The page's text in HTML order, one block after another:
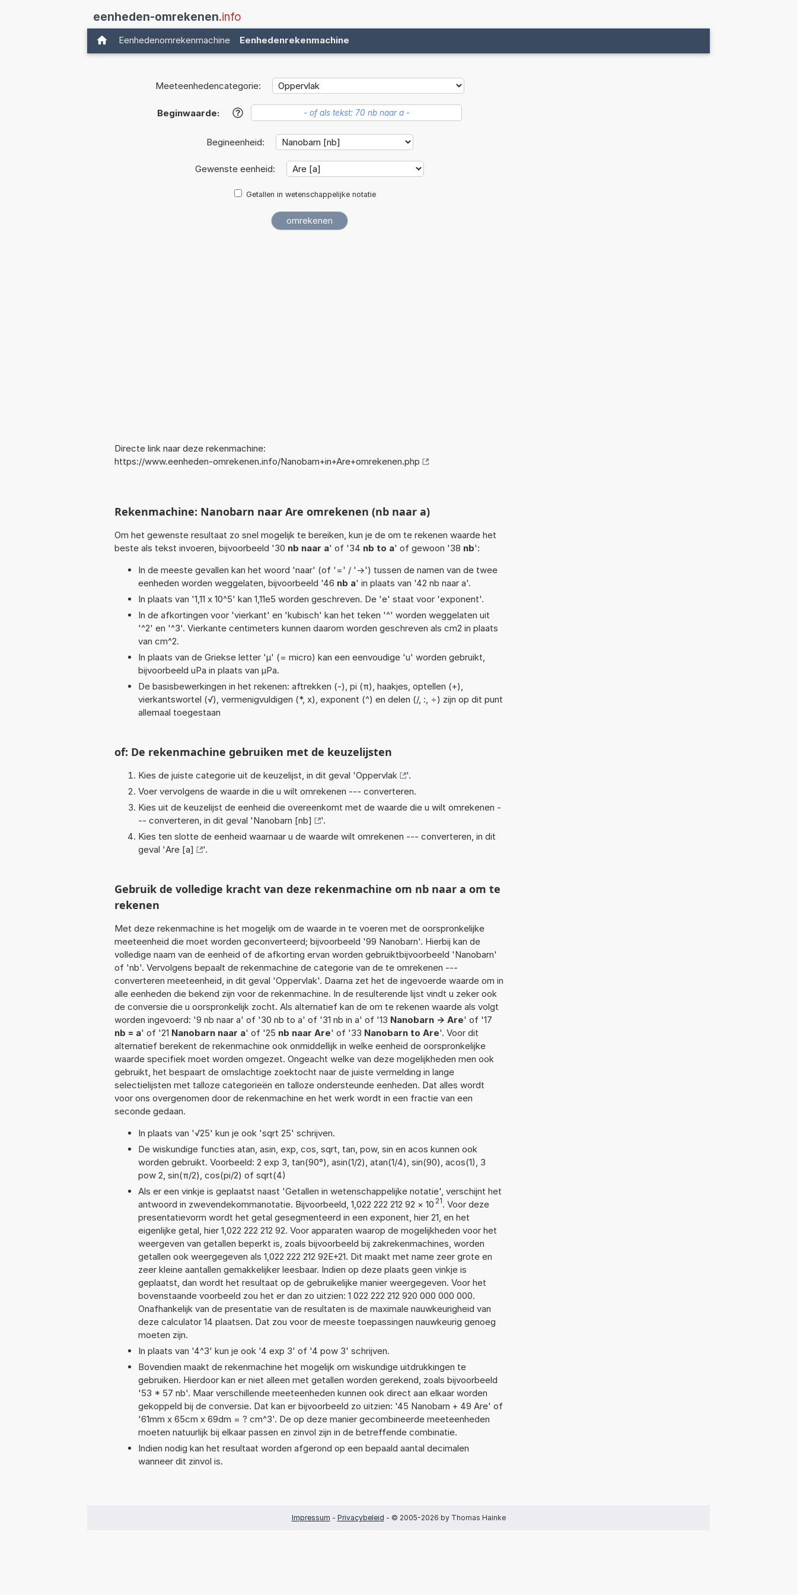
eenheden-omrekenen.info
Eenhedenomrekenmachine Eenhedenrekenmachine
Meeteenhedencategorie:
Beginwaarde: ?
Begineenheid:
Gewenste eenheid:
Getallen in wetenschappelijke notatie
Directe link naar deze rekenmachine:
https://www.eenheden-omrekenen.info/Nanobarn+in+Are+omrekenen.php
Rekenmachine: Nanobarn naar Are omrekenen (nb naar a)
Om het gewenste resultaat zo snel mogelijk te bereiken, kun je de om te rekenen waarde het
beste als tekst invoeren, bijvoorbeeld '30 nb naar a' of '34 nb to a' of gewoon '38 nb':
In de meeste gevallen kan het woord 'naar' (of '=' / '->') tussen de namen van de twee
eenheden worden weggelaten, bijvoorbeeld '46 nb a' in plaats van '42 nb naar a'.
In plaats van '1,11 x 10^5' kan 1,11e5 worden geschreven. De 'e' staat voor 'exponent'.
In de afkortingen voor 'vierkant' en 'kubisch' kan het teken '^' worden weggelaten uit
'^2' en '^3'. Vierkante centimeters kunnen daarom worden geschreven als cm2 in plaats
van cm^2.
In plaats van de Griekse letter 'µ' (= micro) kan een eenvoudige 'u' worden gebruikt,
bijvoorbeeld uPa in plaats van µPa.
De basisbewerkingen in het rekenen: aftrekken (-), pi (π), haakjes, optellen (+),
vierkantswortel (√), vermenigvuldigen (*, x), exponent (^) en delen (/, :, ÷) zijn op dit punt
allemaal toegestaan
of: De rekenmachine gebruiken met de keuzelijsten
Kies de juiste categorie uit de keuzelijst, in dit geval 'Oppervlak
'.
Voer vervolgens de waarde in die u wilt omrekenen --- converteren.
Kies uit de keuzelijst de eenheid die overeenkomt met de waarde die u wilt omrekenen -
-- converteren, in dit geval 'Nanobarn [nb]
'.
Kies ten slotte de eenheid waarnaar u de waarde wilt omrekenen --- converteren, in dit
geval 'Are [a] '.
Gebruik de volledige kracht van deze rekenmachine om nb naar a om te
rekenen
Met deze rekenmachine is het mogelijk om de waarde in te voeren met de oorspronkelijke
meeteenheid die moet worden geconverteerd; bijvoorbeeld '99 Nanobarn'. Hierbij kan de
volledige naam van de eenheid of de afkorting ervan worden gebruiktbijvoorbeeld 'Nanobarn'
of 'nb'. Vervolgens bepaalt de rekenmachine de categorie van de te omrekenen ---
converteren meeteenheid, in dit geval 'Oppervlak'. Daarna zet het de ingevoerde waarde om in
alle eenheden die bekend zijn voor de rekenmachine. In de resulterende lijst vindt u zeker ook
de conversie die u oorspronkelijk zocht. Als alternatief kan de om te rekenen waarde als volgt
worden ingevoerd: '9 nb naar a' of '30 nb to a' of '31 nb in a' of '13 Nanobarn -> Are' of '17
nb = a' of '21 Nanobarn naar a' of '25 nb naar Are' of '33 Nanobarn to Are'. Voor dit
alternatief berekent de rekenmachine ook onmiddellijk in welke eenheid de oorspronkelijke
waarde specifiek moet worden omgezet. Ongeacht welke van deze mogelijkheden men ook
gebruikt, het bespaart de omslachtige zoektocht naar de juiste vermelding in lange
selectielijsten met talloze categorieën en talloze ondersteunde eenheden. Dat alles wordt
voor ons overgenomen door de rekenmachine en het werk wordt in een fractie van een
seconde gedaan.
In plaats van '√25' kun je ook 'sqrt 25' schrijven.
De wiskundige functies atan, asin, exp, cos, sqrt, tan, pow, sin en acos kunnen ook
worden gebruikt. Voorbeeld: 2 exp 3, tan(90°), asin(1/2), atan(1/4), sin(90), acos(1), 3
pow 2, sin(π/2), cos(pi/2) of sqrt(4)
Als er een vinkje is geplaatst naast 'Getallen in wetenschappelijke notatie', verschijnt het
antwoord in zwevendekommanotatie. Bijvoorbeeld, 1,022 222 212 92 × 10 21. Voor deze
presentatievorm wordt het getal gesegmenteerd in een exponent, hier 21, en het
eigenlijke getal, hier 1,022 222 212 92. Voor apparaten waarop de mogelijkheden voor het
weergeven van getallen beperkt is, zoals bijvoorbeeld bij zakrekenmachines, worden
getallen ook weergegeven als 1,022 222 212 92E+21. Dit maakt met name zeer grote en
zeer kleine aantallen gemakkelijker leesbaar. Indien op deze plaats geen vinkje is
geplaatst, dan wordt het resultaat op de gebruikelijke manier weergegeven. Voor het
bovenstaande voorbeeld zou het er dan zo uitzien: 1 022 222 212 920 000 000 000.
Onafhankelijk van de presentatie van de resultaten is de maximale nauwkeurigheid van
deze calculator 14 plaatsen. Dat zou voor de meeste toepassingen nauwkeurig genoeg
moeten zijn.
In plaats van '4^3' kun je ook '4 exp 3' of '4 pow 3' schrijven.
Bovendien maakt de rekenmachine het mogelijk om wiskundige uitdrukkingen te
gebruiken. Hierdoor kan er niet alleen met getallen worden gerekend, zoals bijvoorbeeld
'53 * 57 nb'. Maar verschillende meeteenheden kunnen ook direct aan elkaar worden
gekoppeld bij de conversie. Dat kan er bijvoorbeeld zo uitzien: '45 Nanobarn + 49 Are' of
'61mm x 65cm x 69dm = ? cm^3'. De op deze manier gecombineerde meeteenheden
moeten natuurlijk bij elkaar passen en zinvol zijn in de betreffende combinatie.
Indien nodig kan het resultaat worden afgerond op een bepaald aantal decimalen
wanneer dit zinvol is.
Impressum - Privacybeleid - © 2005-2026 by Thomas Hainke